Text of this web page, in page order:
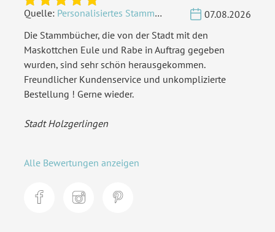
Quelle: Personalisiertes Stammbuch - Eigene Gravurdatei hochladen
07.08.2026
Die Stammbücher, die von der Stadt mit den
Maskottchen Eule und Rabe in Auftrag gegeben
wurden, sind sehr schön herausgekommen.
Freundlicher Kundenservice und unkomplizierte
Bestellung ! Gerne wieder.
Stadt Holzgerlingen
Alle Bewertungen anzeigen